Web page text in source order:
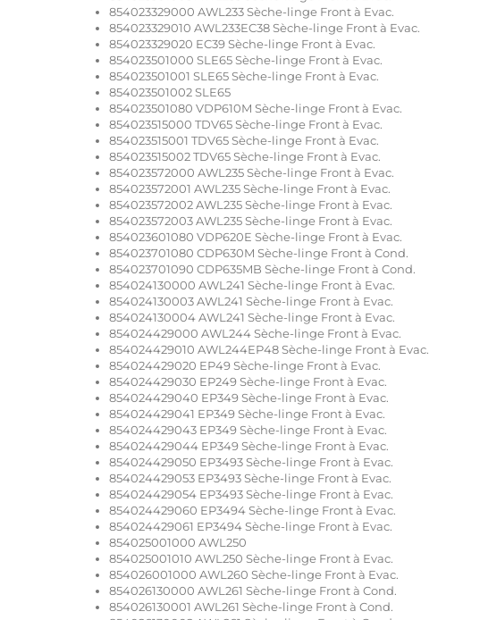
854023329000 AWL233 Sèche-linge Front à Evac.
854023329010 AWL233EC38 Sèche-linge Front à Evac.
854023329020 EC39 Sèche-linge Front à Evac.
854023501000 SLE65 Sèche-linge Front à Evac.
854023501001 SLE65 Sèche-linge Front à Evac.
854023501002 SLE65
854023501080 VDP610M Sèche-linge Front à Evac.
854023515000 TDV65 Sèche-linge Front à Evac.
854023515001 TDV65 Sèche-linge Front à Evac.
854023515002 TDV65 Sèche-linge Front à Evac.
854023572000 AWL235 Sèche-linge Front à Evac.
854023572001 AWL235 Sèche-linge Front à Evac.
854023572002 AWL235 Sèche-linge Front à Evac.
854023572003 AWL235 Sèche-linge Front à Evac.
854023601080 VDP620E Sèche-linge Front à Evac.
854023701080 CDP630M Sèche-linge Front à Cond.
854023701090 CDP635MB Sèche-linge Front à Cond.
854024130000 AWL241 Sèche-linge Front à Evac.
854024130003 AWL241 Sèche-linge Front à Evac.
854024130004 AWL241 Sèche-linge Front à Evac.
854024429000 AWL244 Sèche-linge Front à Evac.
854024429010 AWL244EP48 Sèche-linge Front à Evac.
854024429020 EP49 Sèche-linge Front à Evac.
854024429030 EP249 Sèche-linge Front à Evac.
854024429040 EP349 Sèche-linge Front à Evac.
854024429041 EP349 Sèche-linge Front à Evac.
854024429043 EP349 Sèche-linge Front à Evac.
854024429044 EP349 Sèche-linge Front à Evac.
854024429050 EP3493 Sèche-linge Front à Evac.
854024429053 EP3493 Sèche-linge Front à Evac.
854024429054 EP3493 Sèche-linge Front à Evac.
854024429060 EP3494 Sèche-linge Front à Evac.
854024429061 EP3494 Sèche-linge Front à Evac.
854025001000 AWL250
854025001010 AWL250 Sèche-linge Front à Evac.
854026001000 AWL260 Sèche-linge Front à Evac.
854026130000 AWL261 Sèche-linge Front à Cond.
854026130001 AWL261 Sèche-linge Front à Cond.